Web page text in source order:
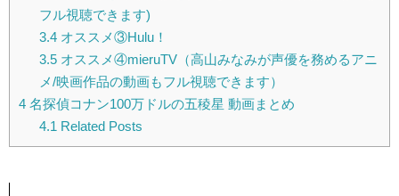
フル視聴できます)
3.4オススメ③Hulu！
3.5オススメ④mieruTV（高山みなみが声優を務めるアニ
メ/映画作品の動画もフル視聴できます）
4 名探偵コナン100万ドルの五稜星 動画まとめ
4.1 Related Posts